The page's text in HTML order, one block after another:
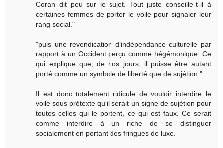
Coran dit peu sur le sujet. Tout juste conseille-t-il à
certaines femmes de porter le voile pour signaler leur
rang social."
"puis une revendication d’indépendance culturelle par
rapport à un Occident perçu comme hégémonique. Ce
qui explique que, de nos jours, il puisse être autant
porté comme un symbole de liberté que de sujétion."
Il est donc totalement ridicule de vouloir interdire le
voile sous prétexte qu'il serait un signe de sujétion pour
toutes celles qui le portent, ce qui est faux. Ce serait
comme interdire à un riche de se distinguer
socialement en portant des fringues de luxe.